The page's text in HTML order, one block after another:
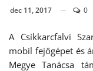
dec 11, 2017 0
A Csíkkarcfalvi
mobil fejőgépet és
Megye Tanácsa